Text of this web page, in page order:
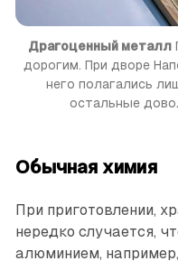
Драгоценный металл
дорогим. При дворе
него полагались
остальные
Обычная химия
При приготовлении,
нередко случается,
алюминием,